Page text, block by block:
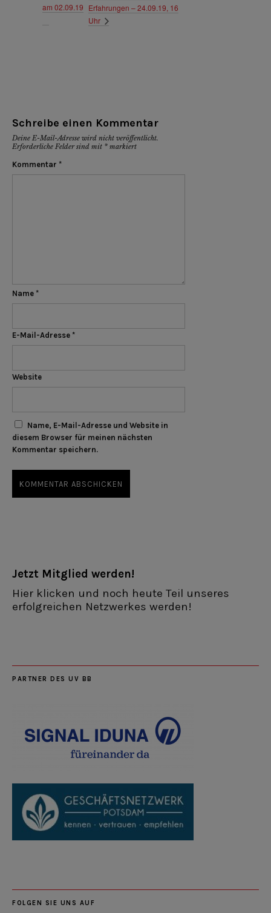
am 02.09.19 Erfahrungen – 24.09.19, 16
Uhr
Schreibe einen Kommentar
Deine E-Mail-Adresse wird nicht veröffentlicht.
Erforderliche Felder sind mit * markiert
Kommentar *
Name *
E-Mail-Adresse *
Website
Name, E-Mail-Adresse und Website in
diesem Browser für meinen nächsten
Kommentar speichern.
Jetzt Mitglied werden!
Hier klicken und noch heute Teil unseres
erfolgreichen Netzwerkes werden!
PARTNER DES UV BB
FOLGEN SIE UNS AUF